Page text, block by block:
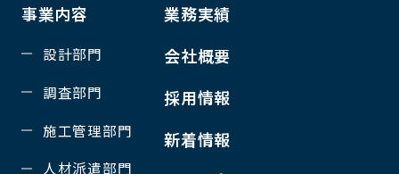
事業内容
設計部門
調査部門
施工管理部門
人材派遣部門
業務実績
会社概要
採用情報
新着情報